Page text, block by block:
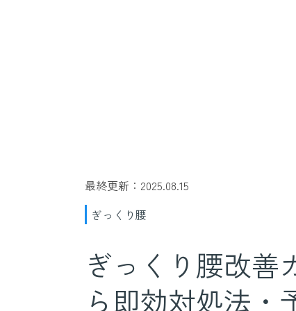
最終更新：2025.08.15
ぎっくり腰
ぎっくり腰改善
ら即効対処法・